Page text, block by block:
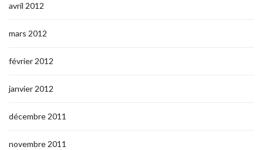
avril 2012
mars 2012
février 2012
janvier 2012
décembre 2011
novembre 2011